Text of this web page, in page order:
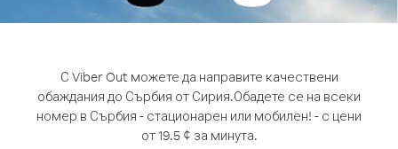
С Viber Out можете да направите качествени
обаждания до Сърбия от Сирия.Обадете се на всеки
номер в Сърбия - стационарен или мобилен! - с цени
от 19.5 ¢ за минута.